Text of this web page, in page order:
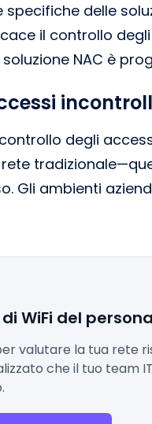
delle
il controllo
NAC è
degli
Gli ambienti
WiFi del
valutare la tua rete
che il tuo team